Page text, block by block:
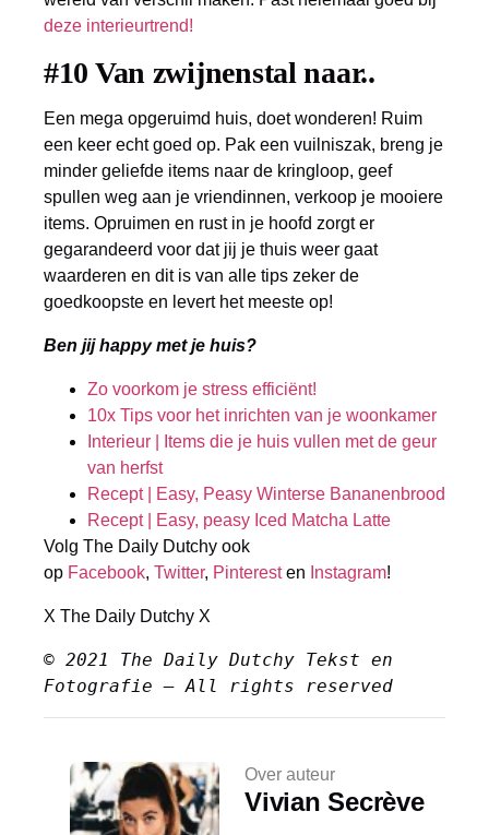
deze interieurtrend!
#10 Van zwijnenstal naar..
Een mega opgeruimd huis, doet wonderen! Ruim
een keer echt goed op. Pak een vuilniszak, breng je
minder geliefde items naar de kringloop, geef
spullen weg aan je vriendinnen, verkoop je mooiere
items. Opruimen en rust in je hoofd zorgt er
gegarandeerd voor dat jij je thuis weer gaat
waarderen en dit is van alle tips zeker de
goedkoopste en levert het meeste op!
Ben jij happy met je huis?
Zo voorkom je stress efficiënt!
10x Tips voor het inrichten van je woonkamer
Interieur | Items die je huis vullen met de geur
van herfst
Recept | Easy, Peasy Winterse Bananenbrood
Recept | Easy, peasy Iced Matcha Latte
Volg The Daily Dutchy ook
op Facebook, Twitter, Pinteresten Instagram!
X The Daily Dutchy X
© 2021 The Daily Dutchy Tekst en
Fotografie – All rights reserved
Over auteur
Vivian Secrève